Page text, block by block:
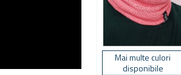
Mai multe culori
disponibile